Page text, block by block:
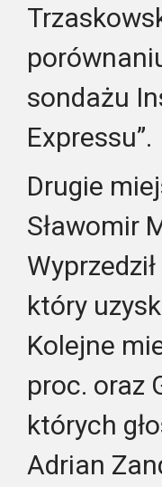
sondażu
Expressu”.
Drugie
Sławomir
który
Kolejne
proc. oraz
których
Adrian